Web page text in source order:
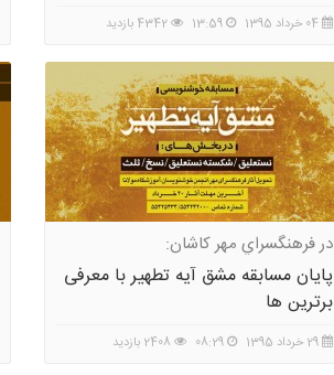
13:59 4342 بازدید
در فرهنگسراي مهر كاشان:
پايان مسابقه مشق آیه تطهیر با معرفی
برترین ها
29 خرداد 1395 08:29